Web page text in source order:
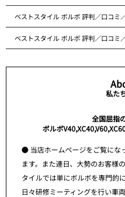
ベストスタイル ボルボ 評判／口コミ
ベストスタイル ボルボ 評判／口コミ
私た
全国屈指
ボルボ
● 当店ホームページをご覧にな
ます。また連日、大勢のお客様
タイルでは単にボルボを専門的
日々研修ミーティングを行い車